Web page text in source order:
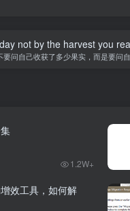
not by the harvest you
要问自己收获了多少果实，而是要问
1.2W+
效工具，如何解